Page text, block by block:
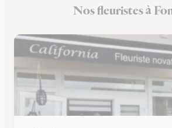
Fleuristes à PessacNos fleuristes à